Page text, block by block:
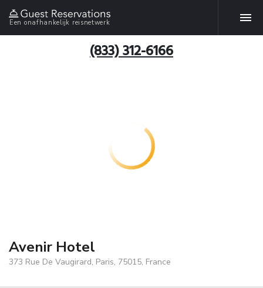
Een onafhankelijk reisnetwerk
(833) 312-6166
Avenir Hotel
373 Rue De Vaugirard, Paris, 75015, France